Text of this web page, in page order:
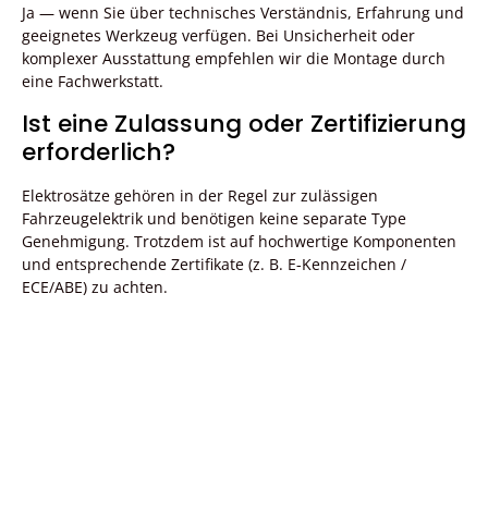
Ja — wenn Sie über technisches Verständnis, Erfahrung und
geeignetes Werkzeug verfügen. Bei Unsicherheit oder
komplexer Ausstattung empfehlen wir die Montage durch
eine Fachwerkstatt.
Ist eine Zulassung oder Zertifizierung
erforderlich?
Elektrosätze gehören in der Regel zur zulässigen
Fahrzeugelektrik und benötigen keine separate Type
Genehmigung. Trotzdem ist auf hochwertige Komponenten
und entsprechende Zertifikate (z. B. E-Kennzeichen /
ECE/ABE) zu achten.